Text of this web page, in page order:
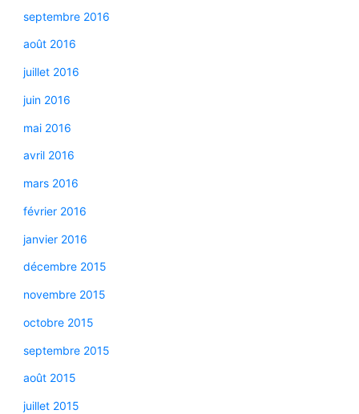
septembre 2016
août 2016
juillet 2016
juin 2016
mai 2016
avril 2016
mars 2016
février 2016
janvier 2016
décembre 2015
novembre 2015
octobre 2015
septembre 2015
août 2015
juillet 2015